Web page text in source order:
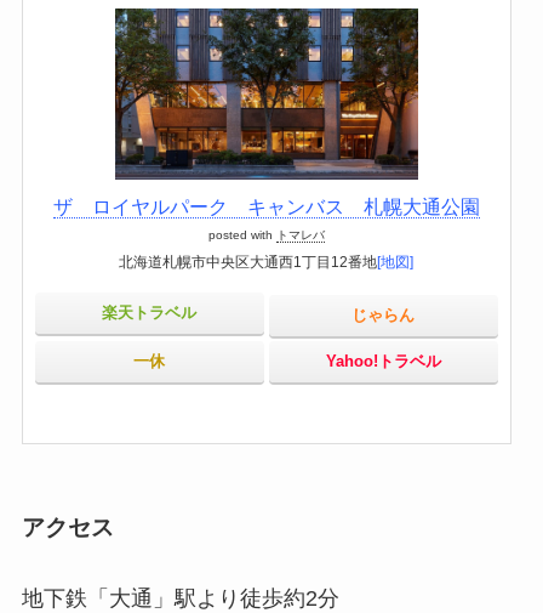
ザ ロイヤルパーク キャンバス 札幌大通公園
posted with トマレバ
北海道札幌市中央区大通西1丁目12番地[地図]
楽天トラベル じゃらん
一休 Yahoo!トラベル
アクセス
地下鉄「大通」駅より徒歩約2分